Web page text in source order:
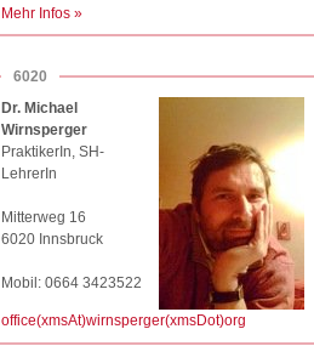
Mehr Infos »
6020
Dr. Michael
Wirnsperger
PraktikerIn, SH-
LehrerIn
Mitterweg 16
6020 Innsbruck
Mobil: 0664 3423522
office(xmsAt)wirnsperger(xmsDot)org